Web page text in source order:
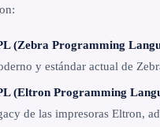
(Zebra Programming
y estándar actual de
(Eltron Programming
de las impresoras Eltron,